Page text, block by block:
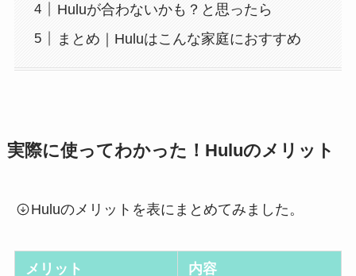
Huluが合わないかも？と思ったら
まとめ｜Huluはこんな家庭におすすめ
実際に使ってわかった！Huluのメリット
Huluのメリットを表にまとめてみました。
メリット 内容